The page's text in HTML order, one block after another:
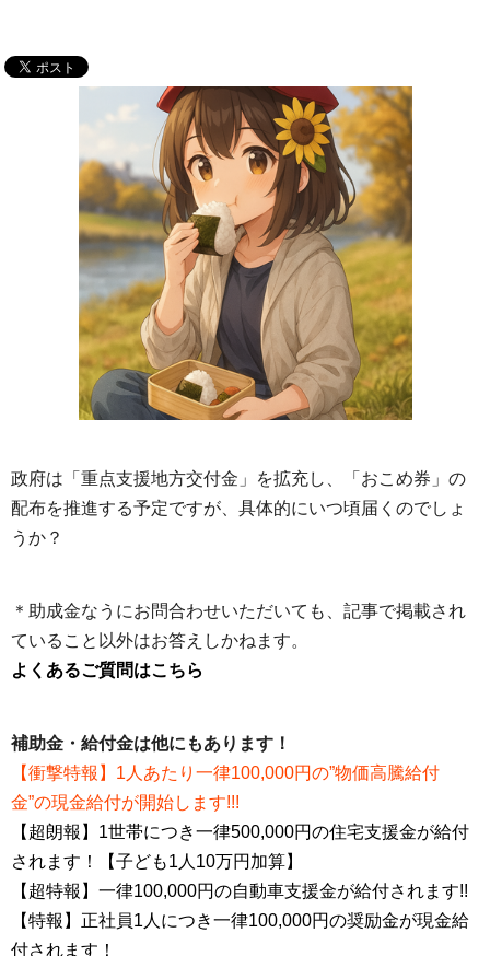
政府は「重点支援地方交付金」を拡充し、「おこめ券」の
配布を推進する予定ですが、具体的にいつ頃届くのでしょ
うか？
＊助成金なうにお問合わせいただいても、記事で掲載され
ていること以外はお答えしかねます。
よくあるご質問はこちら
補助金・給付金は他にもあります！
【衝撃特報】1人あたり一律100,000円の”物価高騰給付
金”の現金給付が開始します!!!
【超朗報】1世帯につき一律500,000円の住宅支援金が給付
されます！【子ども1人10万円加算】
【超特報】一律100,000円の自動車支援金が給付されます!!
【特報】正社員1人につき一律100,000円の奨励金が現金給
付されます！